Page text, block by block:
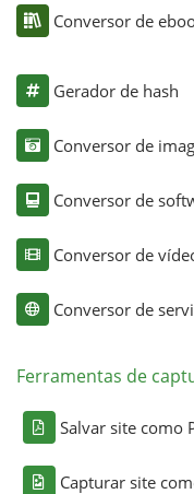
Conversor de
Gerador de hash
Conversor de
Conversor de
Conversor de
Conversor de
Ferramentas de
Salvar site como
Capturar site